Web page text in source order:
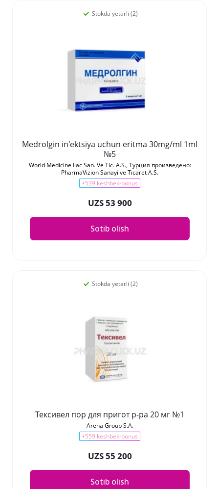
Stokda yetarli (2)
Medrolgin in'ektsiya uchun eritma 30mg/ml 1ml
№5
World Medicine Ilac San. Ve Tic. A.S., Турция произведено:
PharmaVizion Sanayi ve Ticaret A.S.
+539 keshbek-bonus
UZS 53 900
Sotib olish
Stokda yetarli (2)
Тексивел пор для пригот р-ра 20 мг №1
Arena Group S.A.
+559 keshbek-bonus
UZS 55 200
Sotib olish